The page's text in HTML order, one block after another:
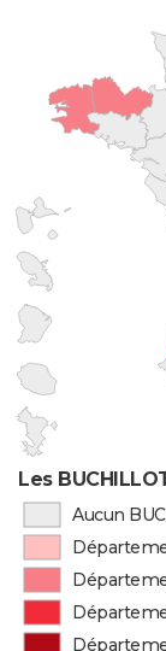
Les
Aucun